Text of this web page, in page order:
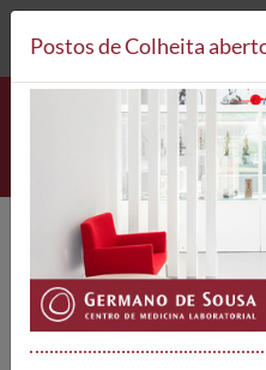
212 693 530*
RAST-
japonica)
Home Análises RAST-
Postos de Colheita